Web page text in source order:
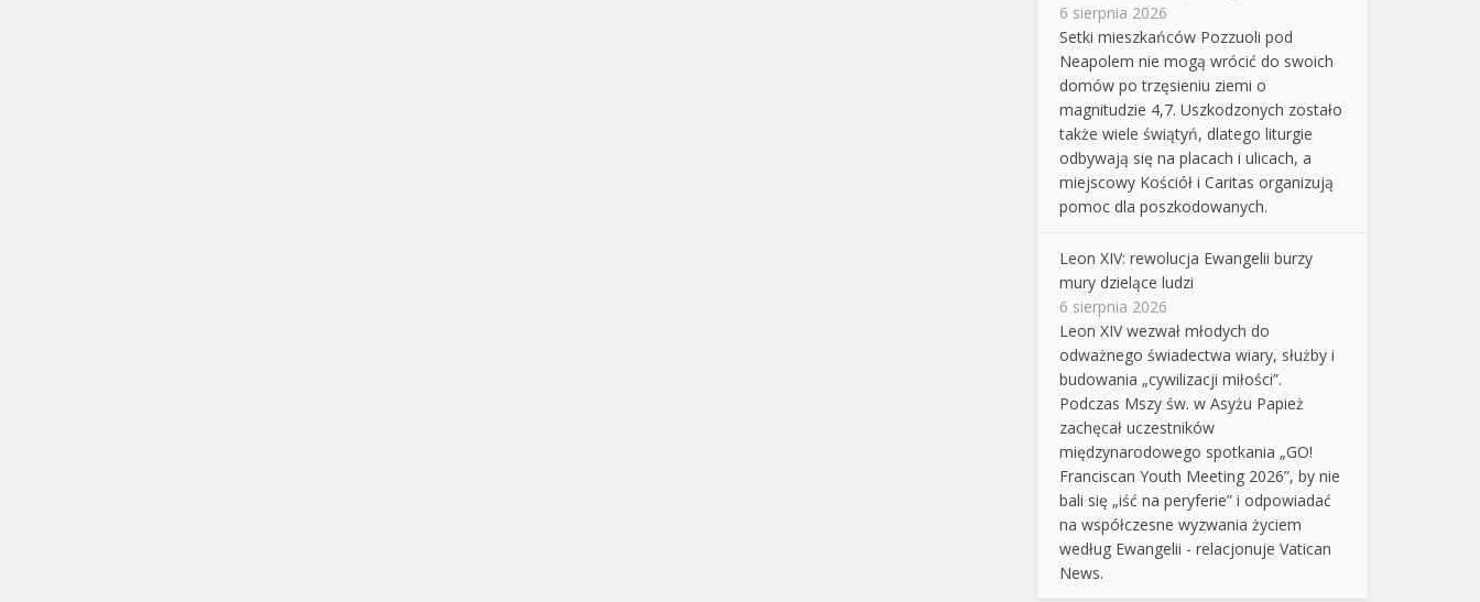
6 sierpnia 2026
Setki mieszkańców Pozzuoli pod
Neapolem nie mogą wrócić do swoich
domów po trzęsieniu ziemi o
magnitudzie 4,7. Uszkodzonych zostało
także wiele świątyń, dlatego liturgie
odbywają się na placach i ulicach, a
miejscowy Kościół i Caritas organizują
pomoc dla poszkodowanych.
Leon XIV: rewolucja Ewangelii burzy
mury dzielące ludzi
6 sierpnia 2026
Leon XIV wezwał młodych do
odważnego świadectwa wiary, służby i
budowania „cywilizacji miłości”.
Podczas Mszy św. w Asyżu Papież
zachęcał uczestników
międzynarodowego spotkania „GO!
Franciscan Youth Meeting 2026”, by nie
bali się „iść na peryferie” i odpowiadać
na współczesne wyzwania życiem
według Ewangelii - relacjonuje Vatican
News.